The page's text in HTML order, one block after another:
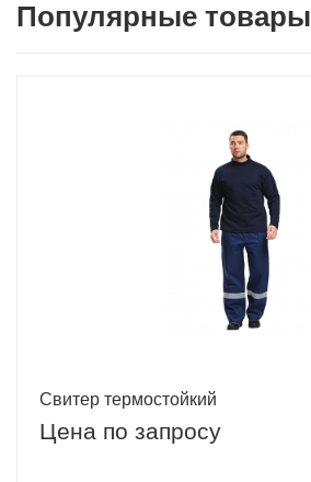
Популярные товары
Свитер термостойкий
Цена по запросу